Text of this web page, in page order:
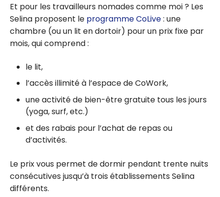
Et pour les travailleurs nomades comme moi ? Les
Selina proposent le programme CoLive: une
chambre (ou un lit en dortoir) pour un prix fixe par
mois, qui comprend :
le lit,
l’accès illimité à l’espace de CoWork,
une activité de bien-être gratuite tous les jours
(yoga, surf, etc.)
et des rabais pour l’achat de repas ou
d’activités.
Le prix vous permet de dormir pendant trente nuits
consécutives jusqu’à trois établissements Selina
différents.